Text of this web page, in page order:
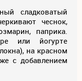
сладковатый
чеснок,
паприка.
или йогурте
на красном
с добавлением